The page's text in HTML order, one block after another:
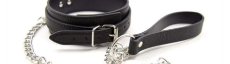
Беспроцентная рассрочка